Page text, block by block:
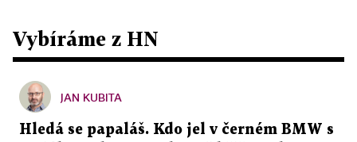
Vybíráme z HN
JAN KUBITA
Hledá se papaláš. Kdo jel v černém BMW s